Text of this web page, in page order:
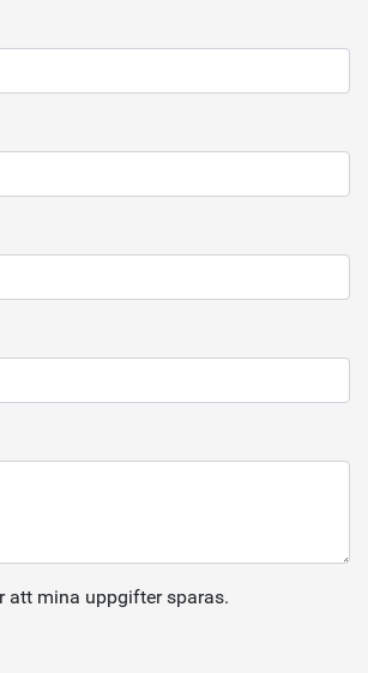
att mina uppgifter sparas.